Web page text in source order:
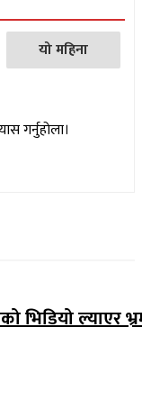
यो महिना
गर्नुहोला।
भिडियो ल्याएर